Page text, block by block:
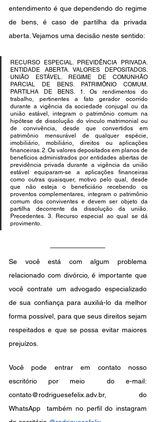
entendimento é que dependendo do regime
de bens, é caso de partilha da privada
aberta. Vejamos uma decisão neste sentido:
RECURSO ESPECIAL. PREVIDÊNCIA PRIVADA.
ENTIDADE ABERTA. VALORES DEPOSITADOS.
UNIÃO ESTÁVEL. REGIME DE COMUNHÃO
PARCIAL DE BENS. PATRIMÔNIO COMUM.
PARTILHA DE BENS. 1. Os rendimentos do
trabalho, pertinentes a fato gerador ocorrido
durante a vigência da sociedade conjugal ou da
união estável, integram o patrimônio comum na
hipótese de dissolução do vínculo matrimonial ou
de convivência, desde que convertidos em
patrimônio mensurável de qualquer espécie,
imobiliário, mobiliário, direitos ou aplicações
financeiras. 2. Os valores depositados em planos de
benefícios administrados por entidades abertas de
previdência privada durante a vigência da união
estável equiparam-se a aplicações financeiras
como outras quaisquer, motivo pelo qual, desde
que não esteja o beneficiário recebendo os
proventos complementares, integram o patrimônio
comum dos conviventes e devem ser objeto da
partilha decorrente da dissolução da união.
Precedentes. 3. Recurso especial ao qual se dá
provimento.
Se você está com algum problema
relacionado com divórcio, é importante que
você contrate um advogado especializado
de sua confiança para auxiliá-lo da melhor
forma possível, para que seus direitos sejam
respeitados e que se possa evitar maiores
prejuízos.
Você pode entrar em contato nosso
escritório por meio  do e-mail:
contato@rodriguesefelix.adv.br, do
WhatsApp  também no perfil do instagram